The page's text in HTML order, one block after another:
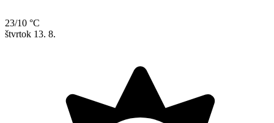
23/10 °C
štvrtok 13. 8.